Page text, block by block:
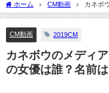
ホーム CM動画
カネボ
誰？名前は？
CM動画 2019CM
カネボウのメディ
の女優は誰？名前は